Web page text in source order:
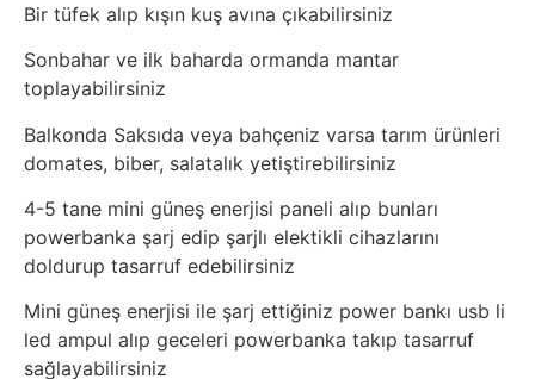
Bir tüfek alıp kışın kuş avına çıkabilirsiniz
Sonbahar ve ilk baharda ormanda mantar
toplayabilirsiniz
Balkonda Saksıda veya bahçeniz varsa tarım ürünleri
domates, biber, salatalık yetiştirebilirsiniz
4-5 tane mini güneş enerjisi paneli alıp bunları
powerbanka şarj edip şarjlı elektikli cihazlarını
doldurup tasarruf edebilirsiniz
Mini güneş enerjisi ile şarj ettiğiniz power bankı usb li
led ampul alıp geceleri powerbanka takıp tasarruf
sağlayabilirsiniz